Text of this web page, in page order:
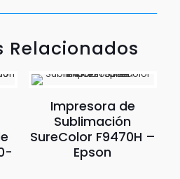
Relacionados
Impresora de
Sublimación
SureColor F9470H –
Epson